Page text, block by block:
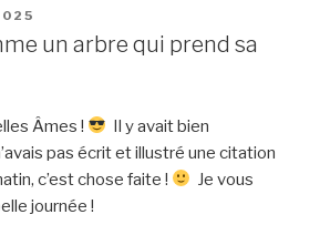
un arbre qui prend sa
Âmes !
Il y avait bien
pas écrit et illustré une citation
c’est chose faite !
Je vous
journée !